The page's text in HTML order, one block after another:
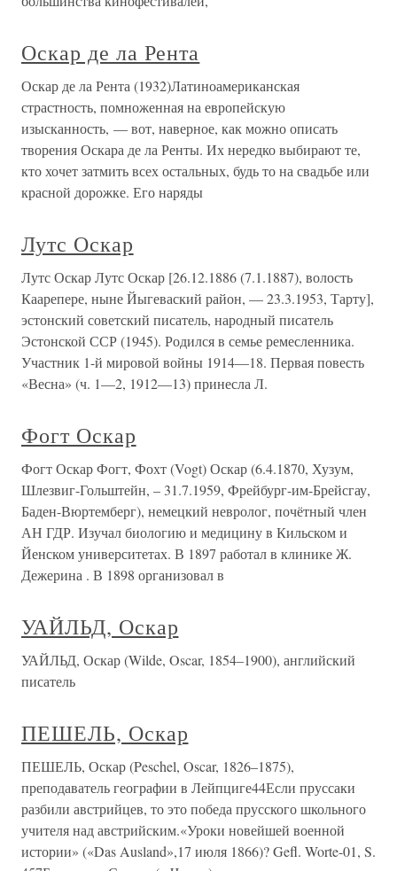
Оскар де ла Рента
Оскар де ла Рента (1932)Латиноамериканская
страстность, помноженная на европейскую
изысканность, — вот, наверное, как можно описать
творения Оскара де ла Ренты. Их нередко выбирают те,
кто хочет затмить всех остальных, будь то на свадьбе или
красной дорожке. Его наряды
Лутс Оскар
Лутс Оскар Лутс Оскар [26.12.1886 (7.1.1887), волость
Каарепере, ныне Йыгеваский район, — 23.3.1953, Тарту],
эстонский советский писатель, народный писатель
Эстонской ССР (1945). Родился в семье ремесленника.
Участник 1-й мировой войны 1914—18. Первая повесть
«Весна» (ч. 1—2, 1912—13) принесла Л.
Фогт Оскар
Фогт Оскар Фогт, Фохт (Vogt) Оскар (6.4.1870, Хузум,
Шлезвиг-Гольштейн, – 31.7.1959, Фрейбург-им-Брейсгау,
Баден-Вюртемберг), немецкий невролог, почётный член
АН ГДР. Изучал биологию и медицину в Кильском и
Йенском университетах. В 1897 работал в клинике Ж.
Дежерина . В 1898 организовал в
УАЙЛЬД, Оскар
УАЙЛЬД, Оскар (Wilde, Oscar, 1854–1900), английский
писатель
ПЕШЕЛЬ, Оскар
ПЕШЕЛЬ, Оскар (Peschel, Oscar, 1826–1875),
преподаватель географии в Лейпциге44Если пруссаки
разбили австрийцев, то это победа прусского школьного
учителя над австрийским.«Уроки новейшей военной
истории» («Das Ausland»,17 июля 1866)? Gefl. Worte-01, S.